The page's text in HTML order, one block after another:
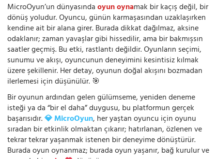
MicroOyun’un dünyasındaoyun oynamak bir kaçış değil, bir
dönüş yoludur. Oyuncu, günün karmaşasından uzaklaşırken
kendine ait bir alana girer. Burada dikkat dağılmaz, aksine
odaklanır; zaman yavaşlar gibi hissedilir, ama bir bakmışsın
saatler geçmiş. Bu etki, rastlantı değildir. Oyunların seçimi,
sunumu ve akışı, oyuncunun deneyimini kesintisiz kılmak
üzere şekillenir. Her detay, oyunun doğal akışını bozmadan
ilerlemesi için düşünülür. 🎯
Bir oyunun ardından gelen gülümseme, yeniden deneme
isteği ya da “bir el daha” duygusu, bu platformun gerçek
başarısıdır.💎 MicroOyun, her yaştan oyuncu için oyunu
sıradan bir etkinlik olmaktan çıkarır; hatırlanan, özlenen ve
tekrar tekrar yaşanmak istenen bir deneyime dönüştürür.
Burada oyun oynanmaz; burada oyun yaşanır, bağ kurulur ve